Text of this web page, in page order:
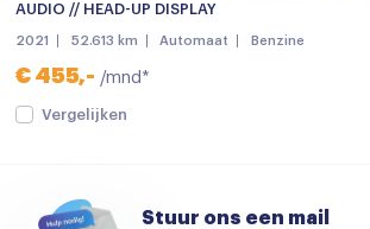
Hoofdsteunen achter
Keyless start
AUDIO // HEAD-UP DISPLAY
2021 52.613 km Automaat Benzine
€ 455,- /mnd*
Vergelijken
Stuur ons een mail